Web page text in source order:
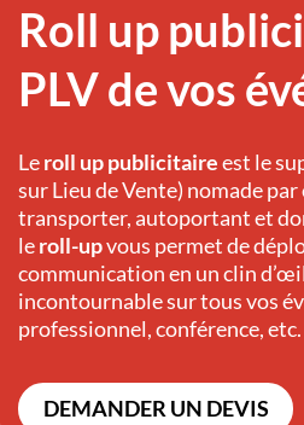
Roll up
PLV de vos
Leroll up publicitaireest le
sur Lieu de Vente) nomade par
transporter, autoportant et
leroll-upvous permet de
communication en un clin
incontournable sur tous vos
professionnel, conférence, etc.
DEMANDER UN DEVIS